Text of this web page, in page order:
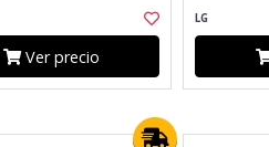
Ver precio
LG